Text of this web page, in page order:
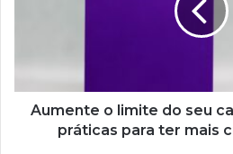
práticas
paraAumente o limite do seu
práticas para ter mais